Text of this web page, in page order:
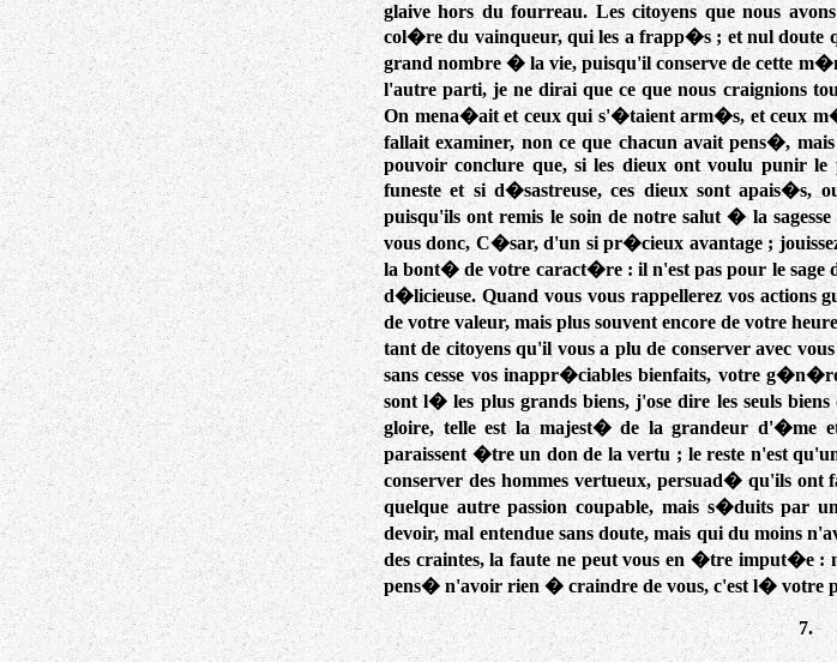
glaive hors du fourreau. Les citoyens que nous
col�re du vainqueur, qui les a frapp�s ; et nul
grand nombre � la vie, puisqu'il conserve de cette
l'autre parti, je ne dirai que ce que nous craignions
On mena�ait et ceux qui s'�taient arm�s, et ceux
fallait examiner, non ce que chacun avait pens�,
pouvoir conclure que, si les dieux ont voulu punir le
funeste et si d�sastreuse, ces dieux sont apais�s,
puisqu'ils ont remis le soin de notre salut � la
vous donc, C�sar, d'un si pr�cieux avantage ;
la bont� de votre caract�re : il n'est pas pour le sage
d�licieuse. Quand vous vous rappellerez vos
de votre valeur, mais plus souvent encore de votre
tant de citoyens qu'il vous a plu de conserver avec
sans cesse vos inappr�ciables bienfaits, votre
sont l� les plus grands biens, j'ose dire les seuls
gloire, telle est la majest� de la grandeur d'�me et
paraissent �tre un don de la vertu ; le reste n'est
conserver des hommes vertueux, persuad� qu'ils
quelque autre passion coupable, mais s�duits par
devoir, mal entendue sans doute, mais qui du moins
des craintes, la faute ne peut vous en �tre imput�e :
pens� n'avoir rien � craindre de vous, c'est l� votre
7.